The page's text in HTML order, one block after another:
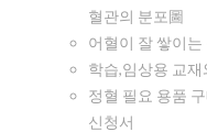
혈관의 분포圖
어혈이 잘 쌓이는
학습,임상용 교
정혈 필요 용품
신청서